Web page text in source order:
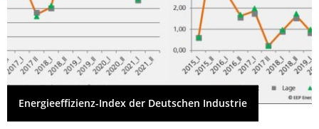
Energieeffizienz-Index der Deutschen Industrie